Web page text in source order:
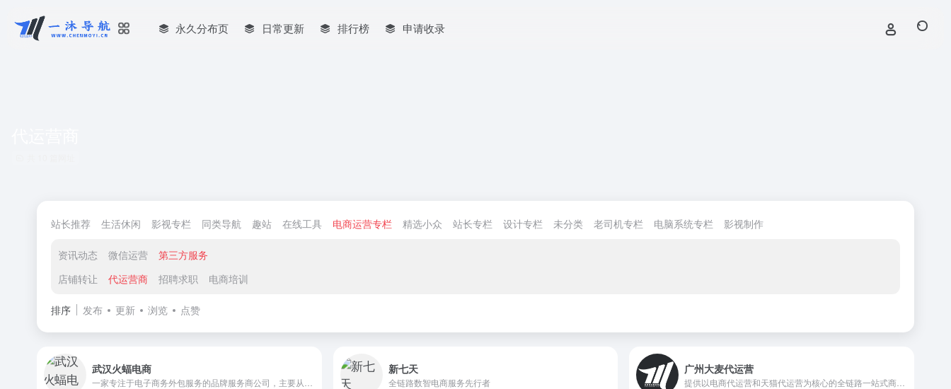
永久分布页 日常更新 排行榜 申请收录
站长推荐 生活休闲 影视专栏 同类导航 趣站 在线工具 电商运营专栏 精选小众 站长专栏 设计专栏 未分类 老司机专栏 电脑系统专栏 影视制作
资讯动态 微信运营
第三方服务
店铺转让
代运营商 招聘求职 电商培训
排序 发布 更新 浏览 点赞
武汉火蝠电商 新七天
全链路数智电商服务先行者
广州大麦代运营